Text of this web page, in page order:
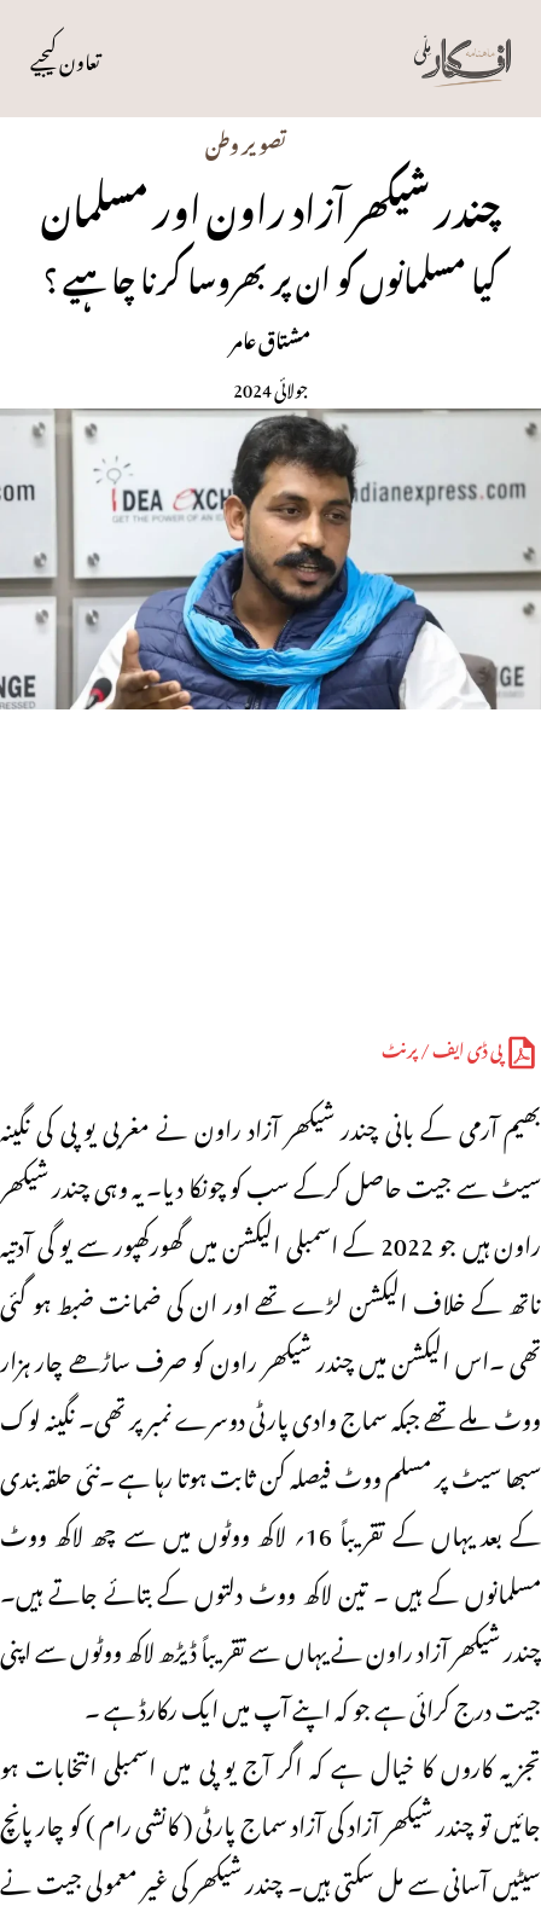
تعاون کیجیے
تصویر وطن
چندر شیکھر آزاد راون اور مسلمان
کیا مسلمانوں کو ان پر بھروسا کرنا چاہیے ؟
مشتاق عامر
جولائی 2024
پی ڈی ایف / پرنٹ
بھیم آرمی کے بانی چندر شیکھر آزاد راون نے مغربی یو پی کی نگینہ
سیٹ سے جیت حاصل کرکے سب کو چونکا دیا۔ یہ وہی چندر شیکھر
راون ہیں جو 2022 کے اسمبلی الیکشن میں گھورکھپور سے یو گی آدتیہ
ناتھ کے خلاف الیکشن لڑے تھے اور ان کی ضمانت ضبط ہو گئی
تھی ۔اس الیکشن میں چندر شیکھر راون کو صرف ساڑھے چار ہزار
ووٹ ملے تھے جبکہ سماج وادی پارٹی دوسرے نمبر پر تھی۔ نگینہ لوک
سبھا سیٹ پر مسلم ووٹ فیصلہ کن ثابت ہوتا رہا ہے ۔نئی حلقہ بندی
کے بعد یہاں کے تقریباً 16؍ لاکھ ووٹوں میں سے چھ لاکھ ووٹ
مسلمانوں کے ہیں ۔ تین لاکھ ووٹ دلتوں کے بتائے جاتے ہیں۔
چندر شیکھر آزاد راون نے یہاں سے تقریباً ڈیڑھ لاکھ ووٹوں سے اپنی
جیت درج کرائی ہے جو کہ اپنے آپ میں ایک رکارڈ ہے ۔
تجزیہ کاروں کا خیال ہے کہ اگر آج یو پی میں اسمبلی انتخابات ہو
جائیں تو چندر شیکھر آزاد کی آزاد سماج پارٹی ( کانشی رام ) کو چار پانچ
سیٹیں آسانی سے مل سکتی ہیں۔ چندر شیکھر کی غیر معمولی جیت نے